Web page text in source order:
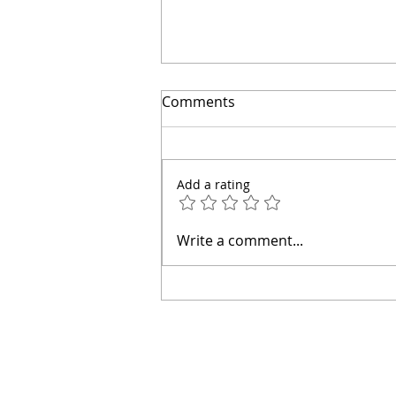
El secreto para ahorrar
Comments
Add a rating
Write a comment...